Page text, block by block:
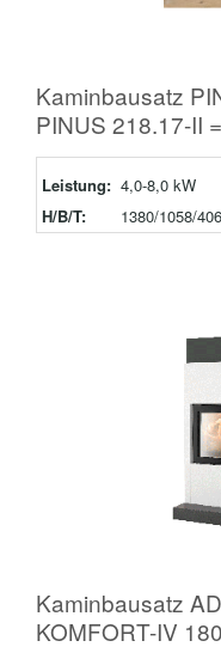
Kaminbausatz
PINUS 218.17-II =
Leistung: 4,0-8,0 kW
H/B/T:
1380/1058/
Kaminbausatz
KOMFORT-IV